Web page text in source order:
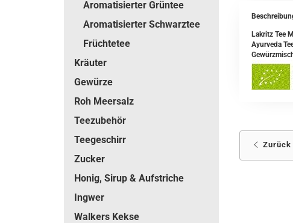
Lakritz Tee
Ayurveda
Zurück
Aromatisierter Grüntee
Aromatisierter Schwarztee
Früchtetee
Kräuter
Gewürze
Roh Meersalz
Teezubehör
Teegeschirr
Zucker
Honig, Sirup & Aufstriche
Ingwer
Walkers Kekse